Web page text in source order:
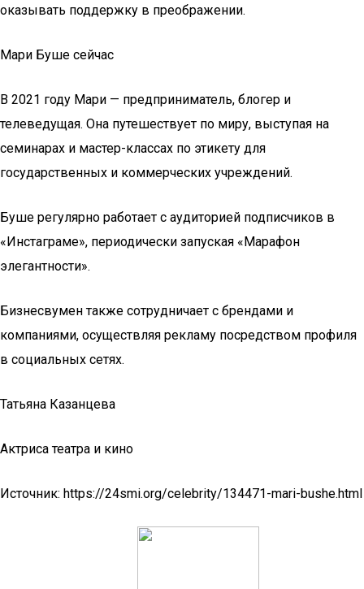
оказывать поддержку в преображении.
Мари Буше сейчас
В 2021 году Мари — предприниматель, блогер и
телеведущая. Она путешествует по миру, выступая на
семинарах и мастер-классах по этикету для
государственных и коммерческих учреждений.
Буше регулярно работает с аудиторией подписчиков в
«Инстаграме», периодически запуская «Марафон
элегантности».
Бизнесвумен также сотрудничает с брендами и
компаниями, осуществляя рекламу посредством профиля
в социальных сетях.
Татьяна Казанцева
Актриса театра и кино
Источник: https://24smi.org/celebrity/134471-mari-bushe.html